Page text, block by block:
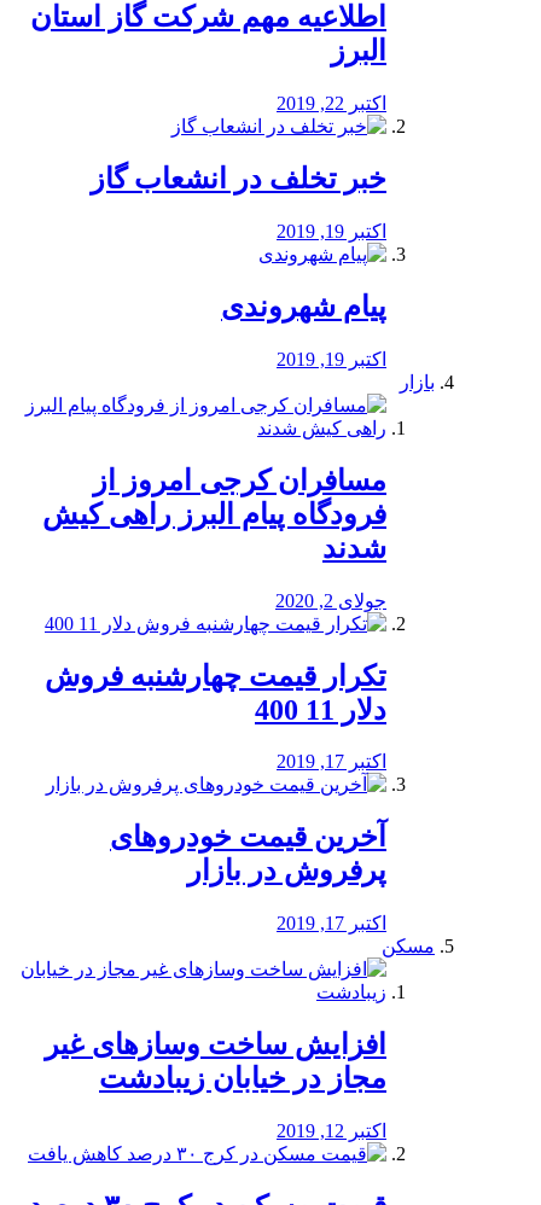
️اطلاعیه مهم شرکت گاز استان
البرز
اکتبر 22, 2019
خبر تخلف در انشعاب گاز
اکتبر 19, 2019
پیام شهروندی
اکتبر 19, 2019
بازار
مسافران کرجی امروز از
فرودگاه پیام البرز راهی کیش
شدند
جولای 2, 2020
تکرار قیمت چهارشنبه فروش
دلار 11 400
اکتبر 17, 2019
آخرین قیمت خودرو‌های
پرفروش در بازار
اکتبر 17, 2019
مسکن
افزایش ساخت وسازهای غیر
مجاز در خیابان زیبادشت
اکتبر 12, 2019